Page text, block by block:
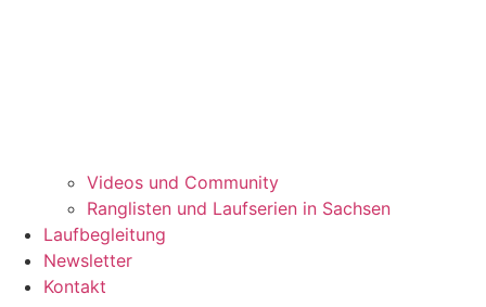
Videos und Community
Ranglisten und Laufserien in Sachsen
Laufbegleitung
Newsletter
Kontakt